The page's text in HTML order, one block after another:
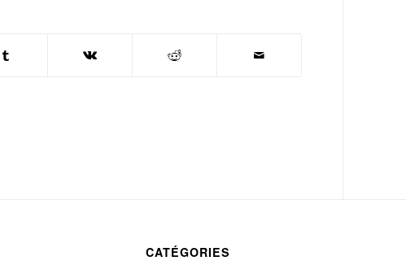
CATÉGORIES